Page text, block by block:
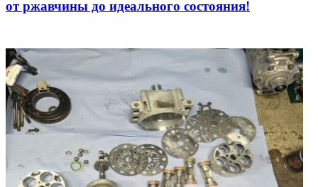
от ржавчины до идеального состояния!